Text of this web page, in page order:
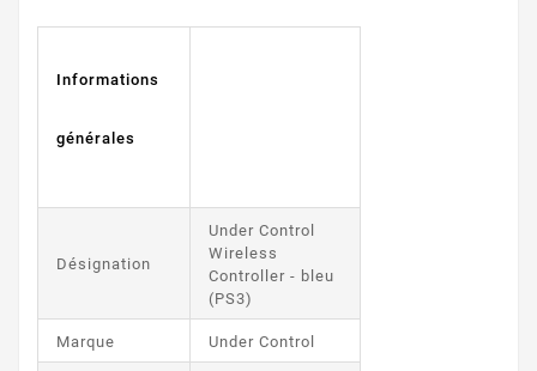
Informations
générales
Désignation
Under Control
Wireless
Controller - bleu
(PS3)
Marque Under Control